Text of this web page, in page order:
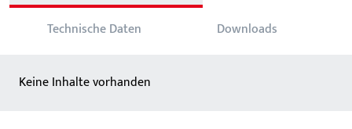
Technische Daten Downloads
Keine Inhalte vorhanden